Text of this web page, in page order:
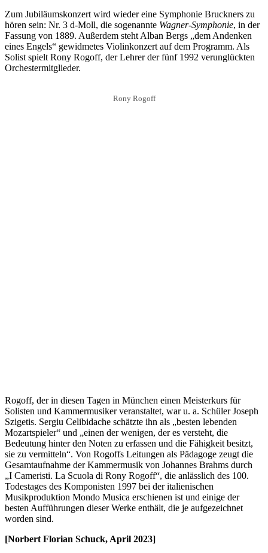
Zum Jubiläumskonzert wird wieder eine Symphonie Bruckners zu
hören sein: Nr. 3 d-Moll, die sogenannte Wagner-Symphonie, in der
Fassung von 1889. Außerdem steht Alban Bergs „dem Andenken
eines Engels“ gewidmetes Violinkonzert auf dem Programm. Als
Solist spielt Rony Rogoff, der Lehrer der fünf 1992 verunglückten
Orchestermitglieder.
Rony Rogoff
Rogoff, der in diesen Tagen in München einen Meisterkurs für
Solisten und Kammermusiker veranstaltet, war u. a. Schüler Joseph
Szigetis. Sergiu Celibidache schätzte ihn als „besten lebenden
Mozartspieler“ und „einen der wenigen, der es versteht, die
Bedeutung hinter den Noten zu erfassen und die Fähigkeit besitzt,
sie zu vermitteln“. Von Rogoffs Leitungen als Pädagoge zeugt die
Gesamtaufnahme der Kammermusik von Johannes Brahms durch
„I Cameristi. La Scuola di Rony Rogoff“, die anlässlich des 100.
Todestages des Komponisten 1997 bei der italienischen
Musikproduktion Mondo Musica erschienen ist und einige der
besten Aufführungen dieser Werke enthält, die je aufgezeichnet
worden sind.
[Norbert Florian Schuck, April 2023]